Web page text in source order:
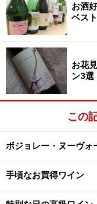
お酒
ベス
お花
ン3選
この
ボジョレー・ヌーヴォ
手頃なお買得ワイン